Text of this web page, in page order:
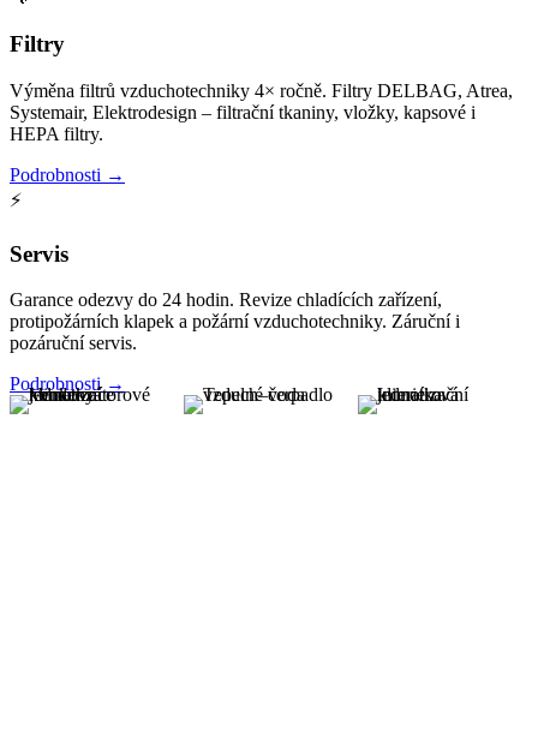
Filtry
Výměna filtrů vzduchotechniky 4× ročně. Filtry DELBAG, Atrea,
Systemair, Elektrodesign – filtrační tkaniny, vložky, kapsové i
HEPA filtry.
Podrobnosti →
⚡
Servis
Garance odezvy do 24 hodin. Revize chladících zařízení,
protipožárních klapek a požární vzduchotechniky. Záruční i
pozáruční servis.
Podrobnosti →